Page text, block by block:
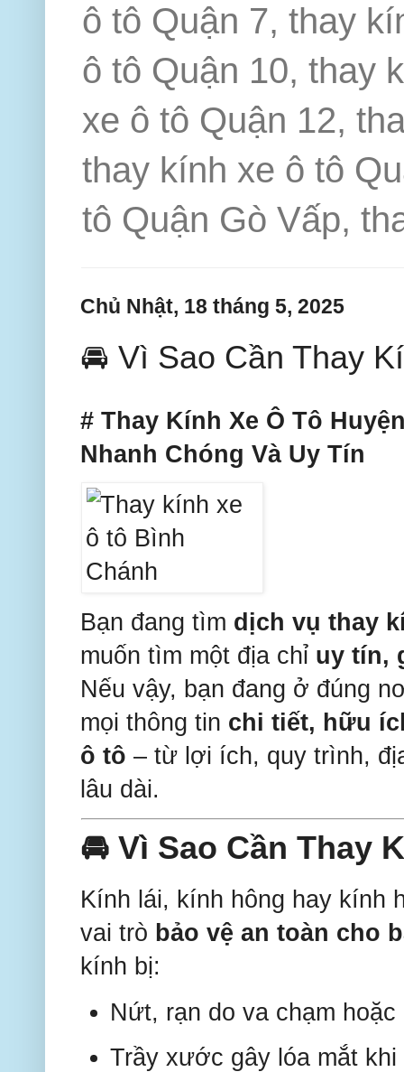
ô tô Quận 7, thay
ô tô Quận 10, thay
xe ô tô Quận 12,
thay kính xe ô tô
tô Quận Gò Vấp,
Chủ Nhật, 18 tháng 5, 2025
🚘 Vì Sao Cần Thay
# Thay Kính Xe Ô Tô
Nhanh Chóng Và Uy Tín
Bạn đang tìm dịch vụ thay
muốn tìm một địa chỉ uy tín,
Nếu vậy, bạn đang ở đúng
mọi thông tin chi tiết, hữu
ô tô – từ lợi ích, quy trình,
lâu dài.
🚘 Vì Sao Cần Thay
Kính lái, kính hông hay kính
vai trò bảo vệ an toàn cho
kính bị:
Nứt, rạn do va chạm hoặc
Trầy xước gây lóa mắt khi